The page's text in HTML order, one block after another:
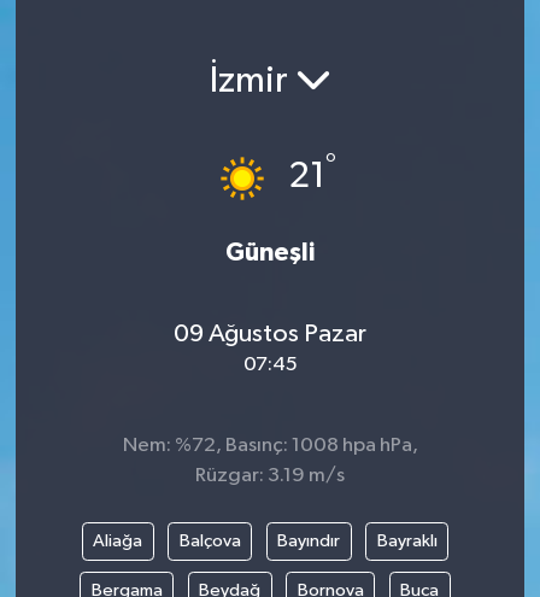
İzmir
21°
Güneşli
09 Ağustos Pazar
07:45
Nem: %72, Basınç: 1008 hpa hPa,
Rüzgar: 3.19 m/s
Aliağa Balçova Bayındır Bayraklı
Bergama Beydağ Bornova Buca